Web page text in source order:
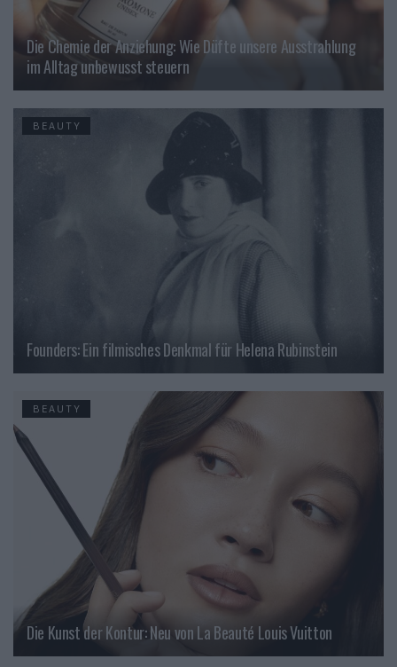
Die Chemie der Anziehung: Wie Düfte unsere Ausstrahlung
im Alltag unbewusst steuern
BEAUTY
Founders: Ein filmisches Denkmal für Helena Rubinstein
BEAUTY
Die Kunst der Kontur: Neu von La Beauté Louis Vuitton